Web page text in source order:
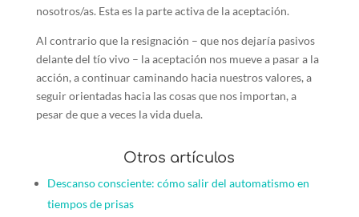
nosotros/as. Esta es la parte activa de la aceptación.
Al contrario que la resignación – que nos dejaría pasivos
delante del tío vivo – la aceptación nos mueve a pasar a la
acción, a continuar caminando hacia nuestros valores, a
seguir orientadas hacia las cosas que nos importan, a
pesar de que a veces la vida duela.
Otros artículos
Descanso consciente: cómo salir del automatismo en
tiempos de prisas